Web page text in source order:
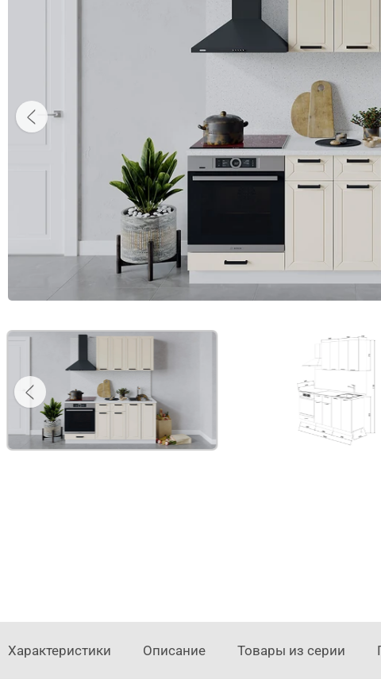
Характеристики Описание Товары из серии